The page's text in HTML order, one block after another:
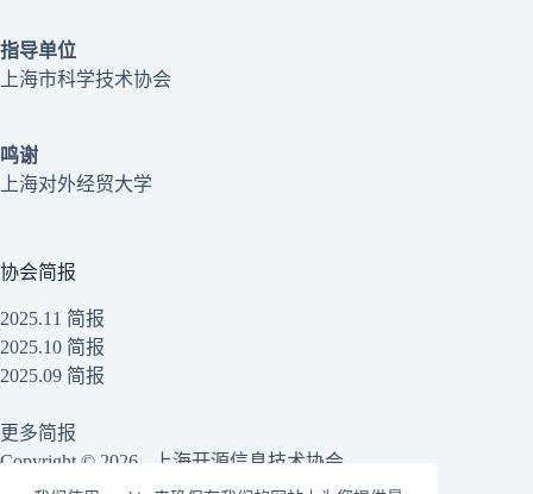
指导单位
上海市科学技术协会
鸣谢
上海对外经贸大学
协会简报
2025.11 简报
2025.10 简报
2025.09 简报
更多简报
Copyright © 2026 - 上海开源信息技术协会